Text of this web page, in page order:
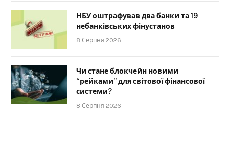
НБУ оштрафував два банки та 19
небанківських фінустанов
8 Серпня 2026
Чи стане блокчейн новими
“рейками” для світової фінансової
системи?
8 Серпня 2026